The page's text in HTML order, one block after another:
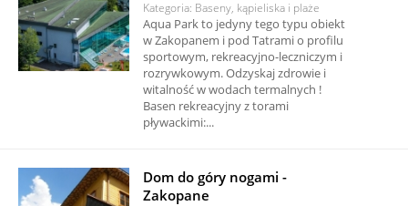
Kategoria: Baseny, kąpieliska i plaże
Aqua Park to jedyny tego typu obiekt
w Zakopanem i pod Tatrami o profilu
sportowym, rekreacyjno-leczniczym i
rozrywkowym. Odzyskaj zdrowie i
witalność w wodach termalnych !
Basen rekreacyjny z torami
pływackimi:...
Dom do góry nogami -
Zakopane